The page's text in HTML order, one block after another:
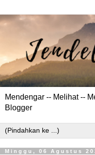
Mendengar -- Melihat --
Blogger
Minggu, 06 Agustus